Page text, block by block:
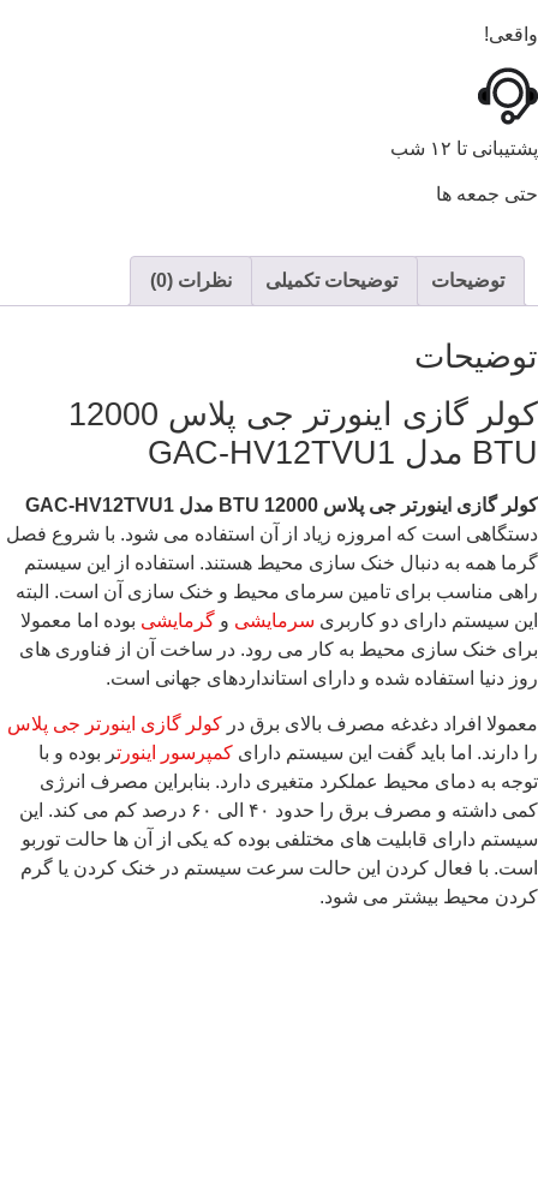
واقعی!
پشتیبانی تا ۱۲ شب
حتی جمعه ها
توضیحات توضیحات تکمیلی نظرات (0)
توضیحات
کولر گازی اینورتر جی پلاس 12000
BTU مدل GAC-HV12TVU1
کولر گازی اینورتر جی پلاس 12000 BTU مدل GAC-HV12TVU1
دستگاهی است که امروزه زیاد از آن استفاده می شود. با شروع فصل
گرما همه به دنبال خنک سازی محیط هستند. استفاده از این سیستم
راهی مناسب برای تامین سرمای محیط و خنک سازی آن است. البته
این سیستم دارای دو کاربری سرمایشی و گرمایشی بوده اما معمولا
برای خنک سازی محیط به کار می رود. در ساخت آن از فناوری های
روز دنیا استفاده شده و دارای استانداردهای جهانی است.
معمولا افراد دغدغه مصرف بالای برق در کولر گازی اینورتر جی پلاس
را دارند. اما باید گفت این سیستم دارای کمپرسور اینورتر بوده و با
توجه به دمای محیط عملکرد متغیری دارد. بنابراین مصرف انرژی
کمی داشته و مصرف برق را حدود ۴۰ الی ۶۰ درصد کم می کند.‌ این
سیستم دارای قابلیت های مختلفی بوده که یکی از آن ها حالت توربو
است. با فعال کردن این حالت سرعت سیستم در خنک کردن یا گرم
کردن محیط بیشتر می شود.